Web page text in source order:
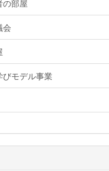
の部屋
会
モデル事業